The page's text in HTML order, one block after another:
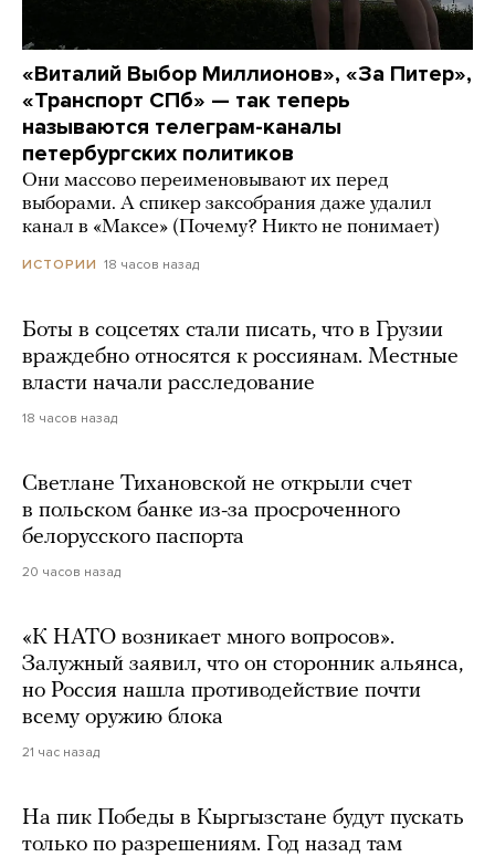
«Виталий Выбор Миллионов», «За Питер»,
«Транспорт СПб» — так теперь
называются телеграм-каналы
петербургских политиков
Они массово переименовывают их перед
выборами. А спикер заксобрания даже удалил
канал в «Максе» (Почему? Никто не понимает)
ИСТОРИИ 18 часов назад
Боты в соцсетях стали писать, что в Грузии
враждебно относятся к россиянам. Местные
власти начали расследование
18 часов назад
Светлане Тихановской не открыли счет
в польском банке из-за просроченного
белорусского паспорта
20 часов назад
«К НАТО возникает много вопросов».
Залужный заявил, что он сторонник альянса,
но Россия нашла противодействие почти
всему оружию блока
21 час назад
На пик Победы в Кыргызстане будут пускать
только по разрешениям. Год назад там